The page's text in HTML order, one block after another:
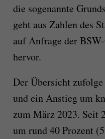
die sogenannte
geht aus Zahlen des
auf Anfrage der
hervor.
Der Übersicht
und ein Anstieg um
zum März 2023. Seit
um rund 40 Prozent